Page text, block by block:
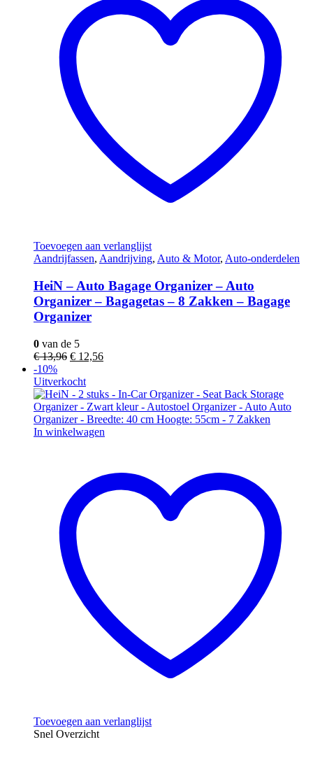
Toevoegen aan verlanglijst
Aandrijfassen, Aandrijving, Auto & Motor, Auto-onderdelen
HeiN – Auto Bagage Organizer – Auto
Organizer – Bagagetas – 8 Zakken – Bagage
Organizer
0 van de 5
€13,96 € 12,56
-10%
Uitverkocht
In winkelwagen
Toevoegen aan verlanglijst
Snel Overzicht